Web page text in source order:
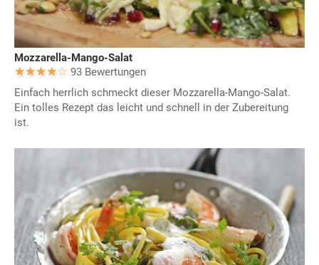
Mozzarella-Mango-Salat
93 Bewertungen
Einfach herrlich schmeckt dieser Mozzarella-Mango-Salat.
Ein tolles Rezept das leicht und schnell in der Zubereitung
ist.